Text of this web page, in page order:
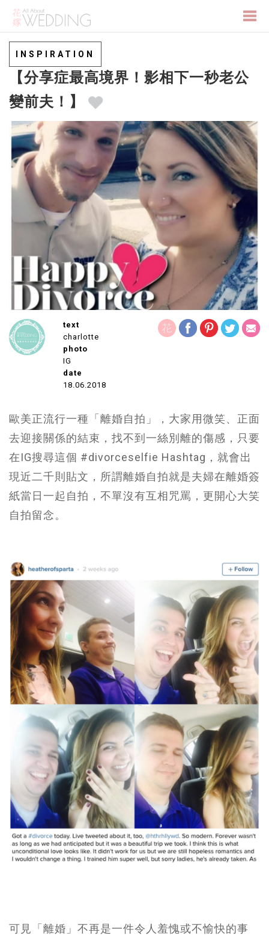
INSPIRATION
【分享症最高境界！影相下一秒老公
變前夫！】
text
charlotte
photo
IG
date
18.06.2018
歐美正流行一種「離婚自拍」，大家用微笑、正面
去迎接關係的結束，找不到一絲別離的傷感，只要
在IG搜尋這個 #divorceselfie Hashtag，就會出
現近二千則貼文，所謂離婚自拍就是夫婦在離婚簽
紙當日一起自拍，不單沒有互相咒罵，更開心大笑
自拍留念。
可見「離婚」不再是一件令人羞愧或不愉快的事